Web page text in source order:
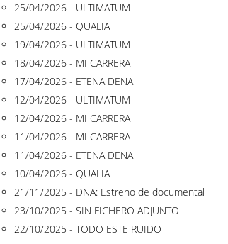
25/04/2026 - ULTIMATUM
25/04/2026 - QUALIA
19/04/2026 - ULTIMATUM
18/04/2026 - MI CARRERA
17/04/2026 - ETENA DENA
12/04/2026 - ULTIMATUM
12/04/2026 - MI CARRERA
11/04/2026 - MI CARRERA
11/04/2026 - ETENA DENA
10/04/2026 - QUALIA
21/11/2025 - DNA: Estreno de documental
23/10/2025 - SIN FICHERO ADJUNTO
22/10/2025 - TODO ESTE RUIDO